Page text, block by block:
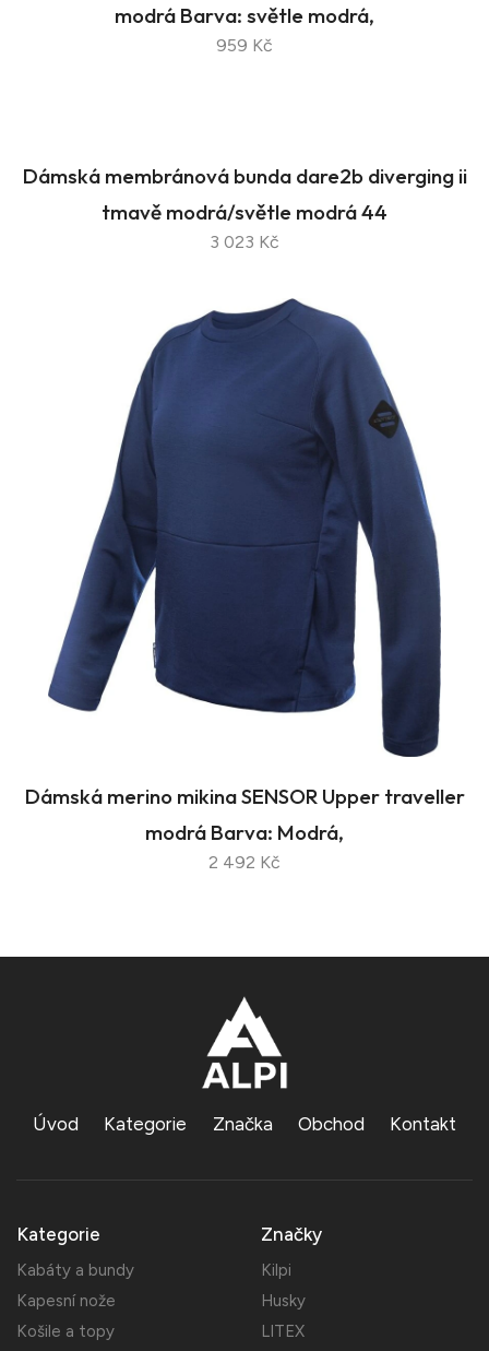
modrá Barva: světle modrá,
959 Kč
Dámská membránová bunda dare2b diverging ii
tmavě modrá/světle modrá 44
3 023 Kč
Dámská merino mikina SENSOR Upper traveller
modrá Barva: Modrá,
2 492 Kč
Úvod Kategorie Značka Obchod Kontakt
Kategorie
Kabáty a bundy
Kapesní nože
Košile a topy
Značky
Kilpi
Husky
LITEX